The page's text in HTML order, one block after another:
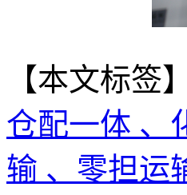
【本文标签】
仓配一体 、
输 、零担运